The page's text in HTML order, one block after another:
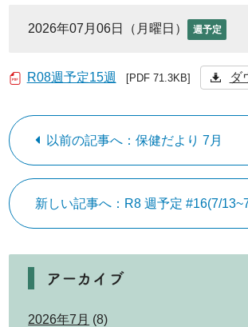
2026年07月06日（月曜日） 週予定
R08週予定15週 [PDF 71.3KB] ダ
以前の記事へ：保健だより 7月
新しい記事へ：R8 週予定 #16(7/
アーカイブ
2026年7月 (8)